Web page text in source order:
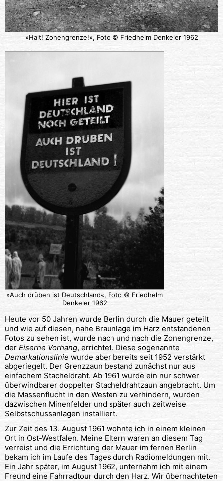
»Halt! Zonengrenze!», Foto © Friedhelm Denkeler 1962
»Auch drüben ist Deutschland«, Foto © Friedhelm
Denkeler 1962
Heute vor 50 Jahren wurde Berlin durch die Mauer geteilt
und wie auf diesen, nahe Braunlage im Harz entstandenen
Fotos zu sehen ist, wurde nach und nach die Zonengrenze,
der Eiserne Vorhang, errichtet. Diese sogenannte
Demarkationslinie wurde aber bereits seit 1952 verstärkt
abgeriegelt. Der Grenzzaun bestand zunächst nur aus
einfachem Stacheldraht. Ab 1961 wurde ein nur schwer
überwindbarer doppelter Stacheldrahtzaun angebracht. Um
die Massenflucht in den Westen zu verhindern, wurden
dazwischen Minenfelder und später auch zeitweise
Selbstschussanlagen installiert.
Zur Zeit des 13. August 1961 wohnte ich in einem kleinen
Ort in Ost-Westfalen. Meine Eltern waren an diesem Tag
verreist und die Errichtung der Mauer im fernen Berlin
bekam ich im Laufe des Tages durch Radiomeldungen mit.
Ein Jahr später, im August 1962, unternahm ich mit einem
Freund eine Fahrradtour durch den Harz. Wir übernachteten